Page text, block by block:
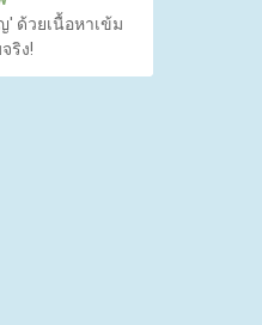
ด้วยเนื้อหาเข้ม
ริง!